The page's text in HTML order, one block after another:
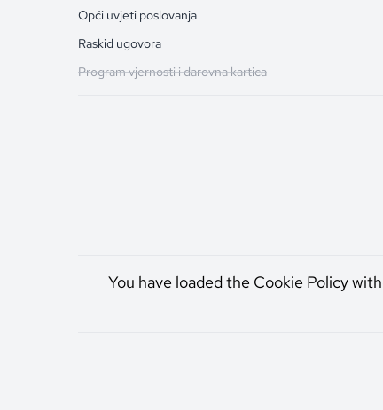
Opći uvjeti poslovanja
Raskid ugovora
Program vjernosti i darovna kartica
You have loaded the Cookie Policy